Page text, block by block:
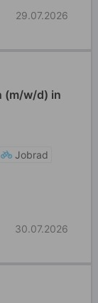
29.07.2026
(m/w/d) in
Jobrad
30.07.2026